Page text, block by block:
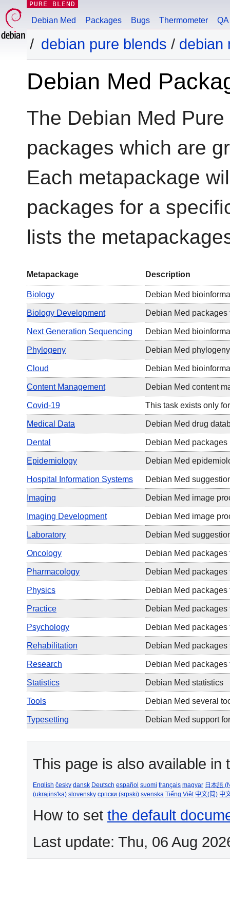
PURE BLEND
Debian Med Packages Bugs Thermometer
debian pure blends / debian
Debian Med
The Debian Med
packages which are
Each metapackage
packages for a
lists the
Metapackage Description
Biology Debian Med
Biology Development Debian Med
Next Generation Sequencing Debian Med
Phylogeny Debian Med
Cloud Debian Med
Content Management Debian Med content
Covid-19 This task exists only
Medical Data Debian Med drug
Dental Debian Med
Epidemiology Debian Med
Hospital Information Systems Debian Med
Imaging Debian Med image
Imaging Development Debian Med image
Laboratory Debian Med
Oncology Debian Med packages
Pharmacology Debian Med
Physics Debian Med
Practice Debian Med
Psychology Debian Med
Rehabilitation Debian Med
Research Debian Med
Statistics Debian Med statistics
Tools Debian Med several
Typesetting Debian Med support
This page is also available in
English česky dansk Deutsch español suomi français magyar 日本語
(ukrajins'ka) slovensky српски (srpski) svenska Tiếng Việt 中文(简) 中
How to set the default
Last update: Thu, 06 Aug